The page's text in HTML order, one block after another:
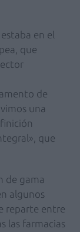
en el
que
de
una
que
de gama
algunos
reparte entre
las farmacias